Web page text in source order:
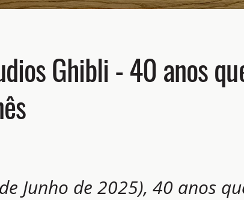
Ghibli - 40 anos
Junho de 2025), 40 anos